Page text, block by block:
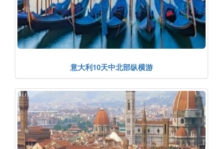
意大利10天中北部纵横游